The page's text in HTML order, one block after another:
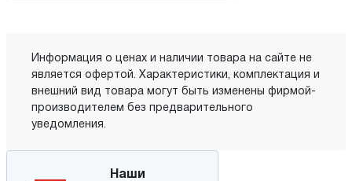
Информация о ценах и наличии товара на сайте не
является офертой. Характеристики, комплектация и
внешний вид товара могут быть изменены фирмой-
производителем без предварительного
уведомления.
Наши